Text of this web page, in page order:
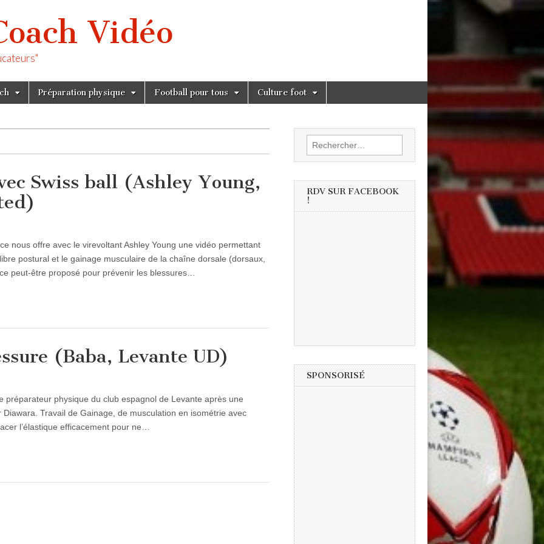
Vidéo
Préparation physique Football pour tous Culture foot
Swiss ball (Ashley Young,
nous offre avec le virevoltant Ashley Young une vidéo permettant
postural et le gainage musculaire de la chaîne dorsale (dorsaux,
peut-être proposé pour prévenir les blessures…
(Baba, Levante UD)
préparateur physique du club espagnol de Levante après une
Diawara. Travail de Gainage, de musculation en isométrie avec
l’élastique efficacement pour ne…
Rechercher :
RDV SUR FACEBOOK
!
SPONSORISÉ